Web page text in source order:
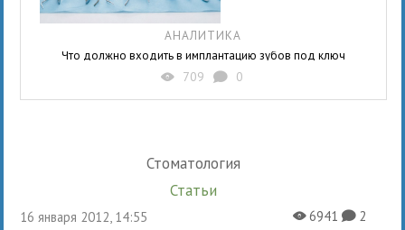
АНАЛИТИКА
Что должно входить в имплантацию зубов под ключ
X 709 K 0
Стоматология
Статьи
16 января 2012, 14:55 X6941K2